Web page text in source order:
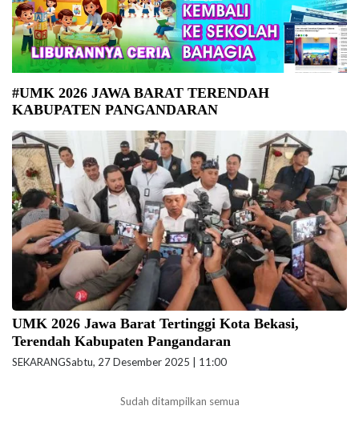
#UMK 2026 JAWA BARAT TERENDAH
KABUPATEN PANGANDARAN
Gubernur Jawa Barat Dedi Mulyadi telah menandatangani Keputusan
Gubernur Jawa Barat Nomor 561/Kep.862-Kesra/2025, UMK di 27
kabupaten/kota di Jawa Barat tahun 2026. (Foto: Ilustrasi-
https://www.jabarprov.go.id)
UMK 2026 Jawa Barat Tertinggi Kota Bekasi,
Terendah Kabupaten Pangandaran
SEKARANGSabtu, 27 Desember 2025 | 11:00
Sudah ditampilkan semua